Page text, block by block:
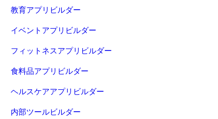
教育アプリビルダー
イベントアプリビルダー
フィットネスアプリビルダー
食料品アプリビルダー
ヘルスケアアプリビルダー
内部ツールビルダー